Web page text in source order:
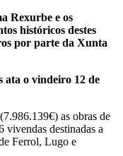
Rexurbe e os
históricos destes
por parte da Xunta
ata o vindeiro 12 de
as obras de
vivendas destinadas a
Ferrol, Lugo e